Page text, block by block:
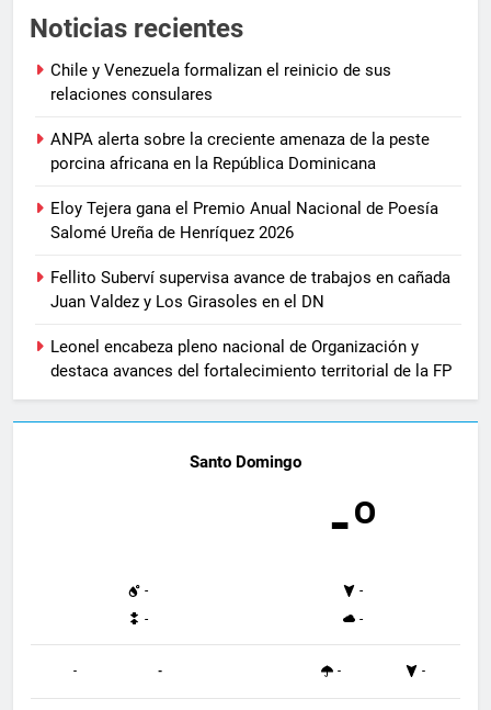
Noticias recientes
Chile y Venezuela formalizan el reinicio de sus
relaciones consulares
ANPA alerta sobre la creciente amenaza de la peste
porcina africana en la República Dominicana
Eloy Tejera gana el Premio Anual Nacional de Poesía
Salomé Ureña de Henríquez 2026
Fellito Suberví supervisa avance de trabajos en cañada
Juan Valdez y Los Girasoles en el DN
Leonel encabeza pleno nacional de Organización y
destaca avances del fortalecimiento territorial de la FP
Santo Domingo
-º
-
-
-
-
- - - -